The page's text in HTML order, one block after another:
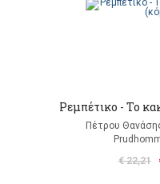
Ρεμπέτικο - Το
Πέτρου
€ 22,21